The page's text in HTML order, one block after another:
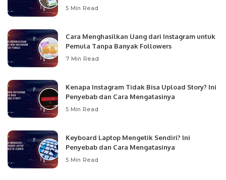
5 Min Read
Cara Menghasilkan Uang dari Instagram untuk
Pemula Tanpa Banyak Followers
7 Min Read
Kenapa Instagram Tidak Bisa Upload Story? Ini
Penyebab dan Cara Mengatasinya
5 Min Read
Keyboard Laptop Mengetik Sendiri? Ini
Penyebab dan Cara Mengatasinya
5 Min Read